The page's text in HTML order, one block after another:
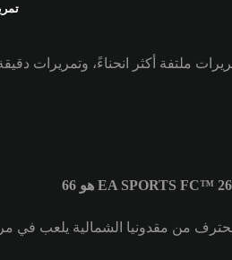
ملتفة أكثر انحناءً، وتمريرات